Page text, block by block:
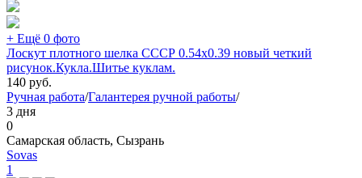
+ Ещё 0 фото
Лоскут плотного шелка СССР 0.54х0.39 новый четкий
рисунок.Кукла.Шитье куклам.
140 руб.
Ручная работа/Галантерея ручной работы/
3 дня
0
Самарская область, Сызрань
Sovas
1